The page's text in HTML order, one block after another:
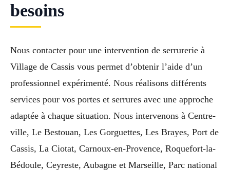
besoins
Nous contacter pour une intervention de serrurerie à
Village de Cassis vous permet d’obtenir l’aide d’un
professionnel expérimenté. Nous réalisons différents
services pour vos portes et serrures avec une approche
adaptée à chaque situation. Nous intervenons à Centre-
ville, Le Bestouan, Les Gorguettes, Les Brayes, Port de
Cassis, La Ciotat, Carnoux-en-Provence, Roquefort-la-
Bédoule, Ceyreste, Aubagne et Marseille, Parc national